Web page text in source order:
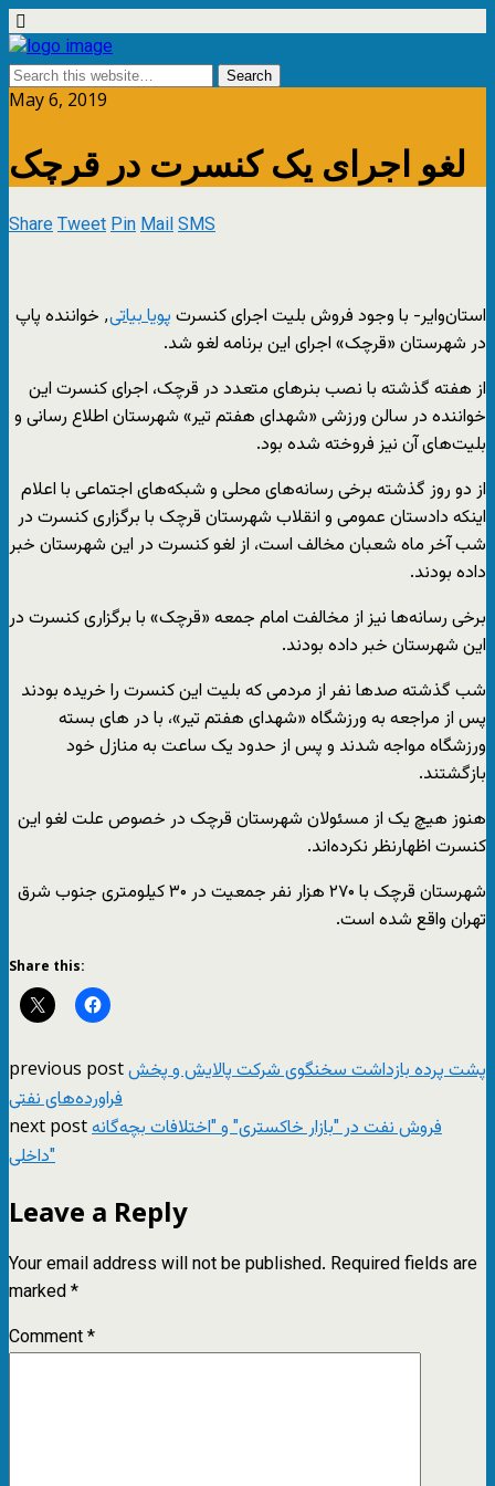
May 6, 2019
لغو اجرای یک کنسرت در قرچک
ShareTweetPinMailSMS
استان‌وایر- با وجود فروش بلیت اجرای کنسرت پویا بیاتی ٬ خواننده پاپ
در شهرستان «قرچک» اجرای این برنامه لغو شد.
از هفته گذشته با نصب بنرهای متعدد در قرچک، اجرای کنسرت این
خواننده در سالن ورزشی «شهدای هفتم تیر» شهرستان اطلاع رسانی و
بلیت‌های آن نیز فروخته شده بود.
از دو روز گذشته برخی رسانه‌های محلی و شبکه‌های اجتماعی با اعلام
اینکه دادستان عمومی و انقلاب شهرستان قرچک با برگزاری کنسرت در
شب آخر ماه شعبان مخالف است، از لغو کنسرت در این شهرستان خبر
داده بودند.
برخی رسانه‌ها نیز از مخالفت امام جمعه «قرچک» با برگزاری کنسرت در
این شهرستان خبر داده بودند.
شب گذشته صدها نفر از مردمی که بلیت این کنسرت را خریده بودند
پس از مراجعه به ورزشگاه «شهدای هفتم تیر»، با در های بسته
ورزشگاه مواجه شدند و پس از حدود یک ساعت به منازل خود
بازگشتند.
هنوز هیچ یک از مسئولان شهرستان قرچک در خصوص علت لغو این
کنسرت اظهارنظر نکرده‌اند.
شهرستان قرچک با ۲۷۰ هزار نفر جمعیت در ۳۰ کیلومتری جنوب شرق
تهران واقع شده است.
Share this:
previous postپشت پرده بازداشت سخنگوی شرکت پالایش و پخش
فراورده‌های نفتی
next postفروش نفت در "بازار خاکستری" و "اختلافات بچه‌گانه
داخلی"
Leave a Reply
Your email address will not be published. Required fields are
marked*
Comment*